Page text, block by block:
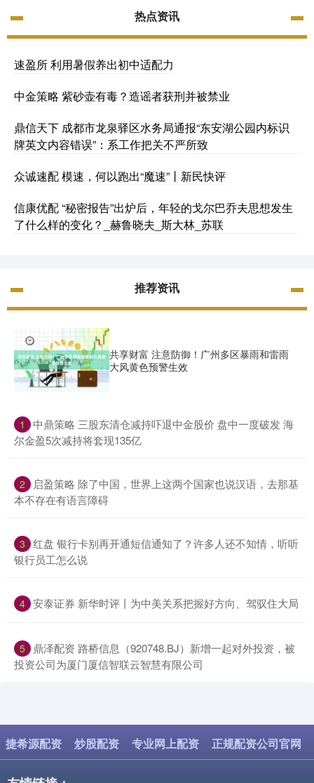
热点资讯
速盈所 利用暑假养出初中适配力
中金策略 紫砂壶有毒？造谣者获刑并被禁业
鼎信天下 成都市龙泉驿区水务局通报“东安湖公园内标识
牌英文内容错误”：系工作把关不严所致
众诚速配 模速，何以跑出“魔速”丨新民快评
信康优配 “秘密报告”出炉后，年轻的戈尔巴乔夫思想发生
了什么样的变化？_赫鲁晓夫_斯大林_苏联
推荐资讯
共享财富 注意防御！广州多区暴雨和雷雨
大风黄色预警生效
1
​中鼎策略 三股东清仓减持吓退中金股价 盘中一度破发 海
尔金盈5次减持将套现135亿
2
​启盈策略 除了中国，世界上这两个国家也说汉语，去那基
本不存在有语言障碍
3 ​红盘 银行卡别再开通短信通知了？许多人还不知情，听听
银行员工怎么说
4 ​安泰证券 新华时评丨为中美关系把握好方向、驾驭住大局
5 ​鼎泽配资 路桥信息（920748.BJ）新增一起对外投资，被
投资公司为厦门厦信智联云智慧有限公司
捷希源配资 炒股配资 专业网上配资 正规配资公司官网